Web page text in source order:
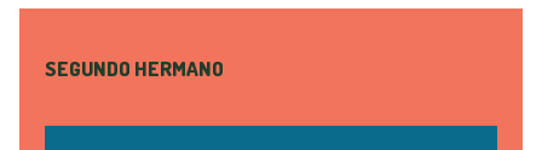
SEGUNDO HERMANO